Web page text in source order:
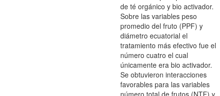
de té orgánico y bio activador.
Sobre las variables peso
promedio del fruto (PPF) y
diámetro ecuatorial el
tratamiento más efectivo fue el
número cuatro el cual
únicamente era bio activador.
Se obtuvieron interacciones
favorables para las variables